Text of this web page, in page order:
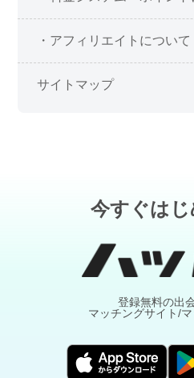
・アフィリエイトについて
サイトマップ
今すぐはじ
登録無料の出
マッチングサイト/